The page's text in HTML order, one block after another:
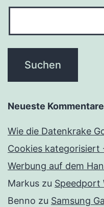
Neueste Kommentare
Wie die Datenkrake
Cookies kategorisiert
Werbung auf dem
Markus zu Speedport
Benno zu Samsung